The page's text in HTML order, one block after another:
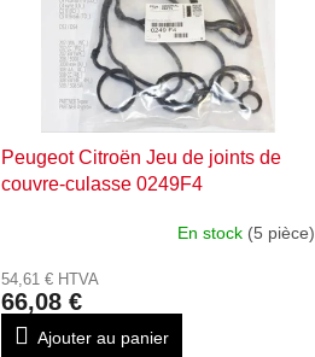
Peugeot Citroën Jeu de joints de
couvre-culasse 0249F4
En stock (5 pièce)
54,61 € HTVA
66,08 €
Ajouter au panier